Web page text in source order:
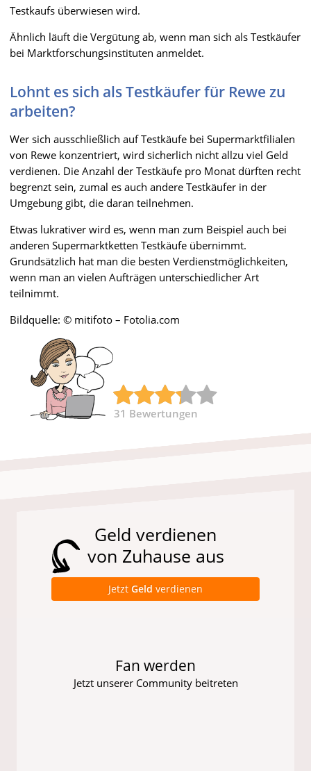
Testkaufs überwiesen wird.
Ähnlich läuft die Vergütung ab, wenn man sich als Testkäufer
bei Marktforschungsinstituten anmeldet.
Lohnt es sich als Testkäufer für Rewe zu
arbeiten?
Wer sich ausschließlich auf Testkäufe bei Supermarktfilialen
von Rewe konzentriert, wird sicherlich nicht allzu viel Geld
verdienen. Die Anzahl der Testkäufe pro Monat dürften recht
begrenzt sein, zumal es auch andere Testkäufer in der
Umgebung gibt, die daran teilnehmen.
Etwas lukrativer wird es, wenn man zum Beispiel auch bei
anderen Supermarktketten Testkäufe übernimmt.
Grundsätzlich hat man die besten Verdienstmöglichkeiten,
wenn man an vielen Aufträgen unterschiedlicher Art
teilnimmt.
Bildquelle: © mitifoto – Fotolia.com
31 Bewertungen
Geld verdienen
von Zuhause aus
Jetzt Geld verdienen
Fan werden
Jetzt unserer Community beitreten